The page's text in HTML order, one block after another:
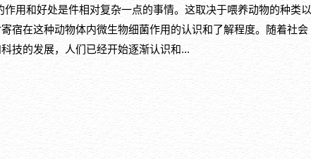
作用和好处是件相对复杂一点的事情。这取决于喂养动物的种类以
宿在这种动物体内微生物细菌作用的认识和了解程度。随着社会
技的发展，人们已经开始逐渐认识和...